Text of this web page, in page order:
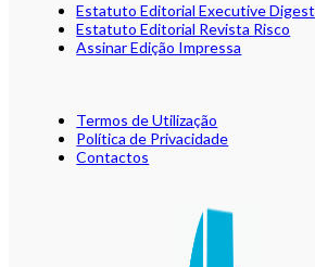
Estatuto Editorial Executive Digest
Estatuto Editorial Revista Risco
Assinar Edição Impressa
Termos de Utilização
Política de Privacidade
Contactos